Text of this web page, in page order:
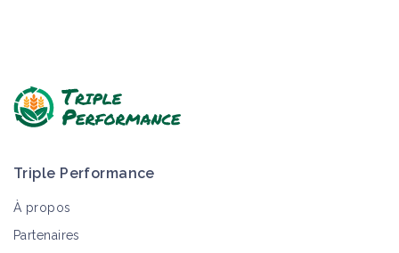
Triple Performance
À propos
Partenaires